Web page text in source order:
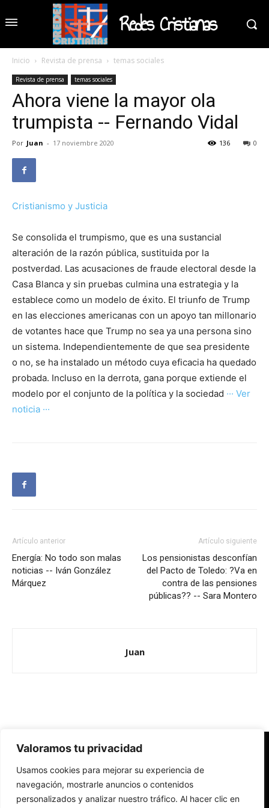
Valoramos tu privacidad
Usamos cookies para mejorar su experiencia de
navegación, mostrarle anuncios o contenidos
personalizados y analizar nuestro tráfico. Al hacer clic en
Redes Cristianas
Inicio Revista de prensa temas sociales
Revista de prensa temas sociales
Ahora viene la mayor ola
trumpista -- Fernando Vidal
Por Juan - 17 noviembre 2020 0
136
Cristianismo y Justicia
Se consolida el trumpismo, que es una sustancial
alteración de la razón pública, sustituida por la
postverdad. Las acusaciones de fraude electoral desde la
Casa Blanca y sin pruebas culmina una estrategia y la
establece como un modelo de éxito. El triunfo de Trump
en las elecciones americanas con un apoyo tan millonario
de votantes hace que Trump no sea ya una persona sino
un sistema. Independientemente de que sea presidente
o no, se ha instalado un método cuya eficacia ha quedado
probada. Incluso en la derrota, gana porque extiende el
modelo por el conjunto de la política y la sociedad ··· Ver
noticia ···
Artículo anterior
Energía: No todo son malas
noticias -- Iván González
Márquez
Artículo siguiente
Los pensionistas desconfían
del Pacto de Toledo: ?Va en
contra de las pensiones
públicas?? -- Sara Montero
Juan
Redes Cristianas
Una mirada alternativa sobre la Iglesia católica y la sociedad
- Colectivos de Redes Cristianas